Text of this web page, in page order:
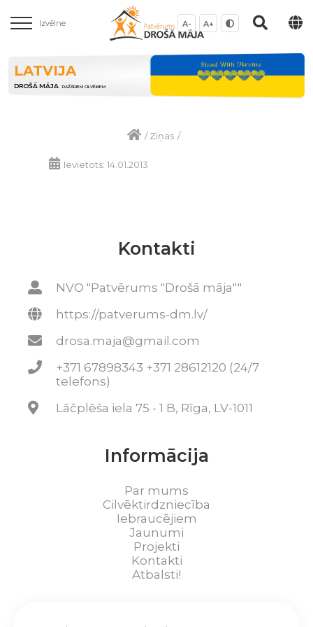
Izvēlne A- A+
LATVIJA
DROŠĀ MĀJA DAŽĀDIEM CILVĒKIEM
/Ziņas /
Ievietots: 14.01.2013
Kontakti
NVO "Patvērums "Drošā māja""
https://patverums-dm.lv/
drosa.maja@gmail.com
+371 67898343 +371 28612120 (24/7
telefons)
Lāčplēša iela 75 - 1 B, Rīga, LV-1011
Informācija
Par mums
Cilvēktirdzniecība
Iebraucējiem
Jaunumi
Projekti
Kontakti
Atbalsti!